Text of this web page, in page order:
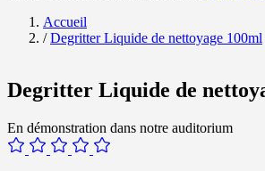
Accueil
/ Degritter Liquide de nettoyage 100ml
Degritter Liquide de
En démonstration dans notre auditorium